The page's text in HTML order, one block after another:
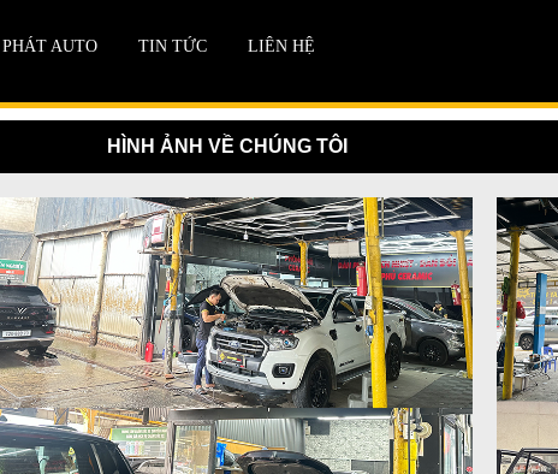
AUTO TIN TỨC LIÊN HỆ
HÌNH ẢNH VỀ CHÚNG TÔI